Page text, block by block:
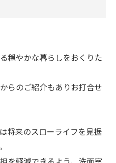
穏やかな暮らしをおくりた
らのご紹介もありお打合せ
将来のスローライフを見据